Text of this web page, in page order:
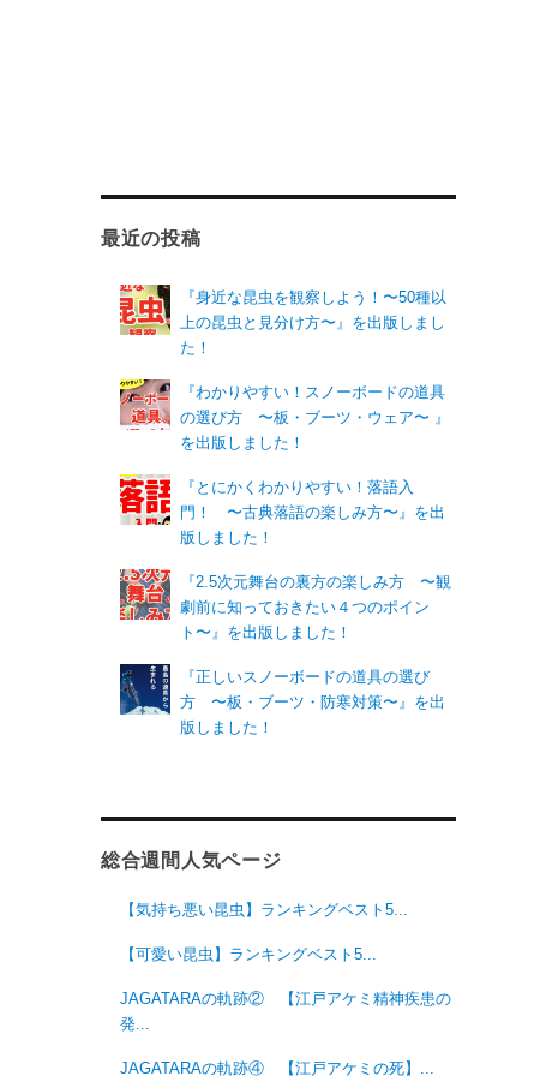
最近の投稿
『身近な昆虫を観察しよう！〜50種以
上の昆虫と見分け方〜』を出版しまし
た！
『わかりやすい！スノーボードの道具
の選び方 〜板・ブーツ・ウェア〜 』
を出版しました！
『とにかくわかりやすい！落語入
門！ 〜古典落語の楽しみ方〜』を出
版しました！
『2.5次元舞台の裏方の楽しみ方 〜観
劇前に知っておきたい４つのポイン
ト〜』を出版しました！
『正しいスノーボードの道具の選び
方 〜板・ブーツ・防寒対策〜』を出
版しました！
総合週間人気ページ
【気持ち悪い昆虫】ランキングベスト5...
【可愛い昆虫】ランキングベスト5...
JAGATARAの軌跡② 【江戸アケミ精神疾患の
発...
JAGATARAの軌跡④ 【江戸アケミの死】...